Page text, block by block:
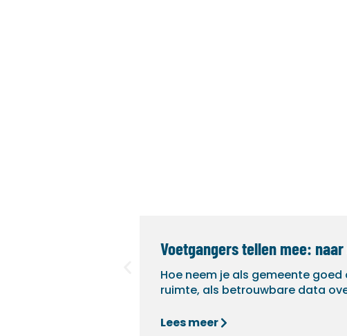
Voetgangers tellen mee:
Hoe neem je als gemeente
ruimte, als betrouwbare data
Lees meer